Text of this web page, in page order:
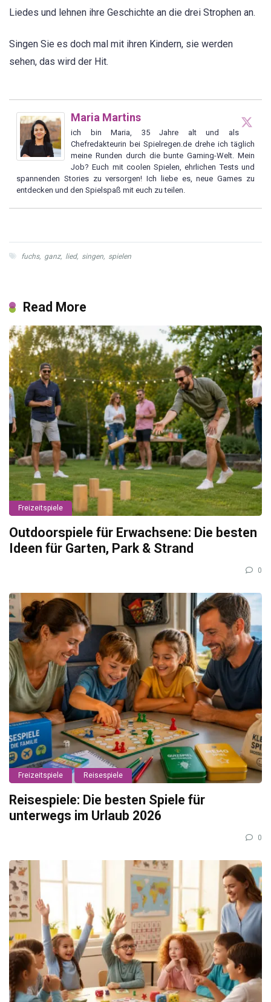
Liedes und lehnen ihre Geschichte an die drei Strophen an.
Singen Sie es doch mal mit ihren Kindern, sie werden
sehen, das wird der Hit.
Maria Martins
ich bin Maria, 35 Jahre alt und als
Chefredakteurin bei Spielregen.de drehe ich täglich
meine Runden durch die bunte Gaming-Welt. Mein
Job? Euch mit coolen Spielen, ehrlichen Tests und
spannenden Stories zu versorgen! Ich liebe es, neue Games zu
entdecken und den Spielspaß mit euch zu teilen.
fuchs, ganz, lied, singen, spielen
Read More
Freizeitspiele
Outdoorspiele für Erwachsene: Die besten
Ideen für Garten, Park & Strand
0
Freizeitspiele Reisespiele
Reisespiele: Die besten Spiele für
unterwegs im Urlaub 2026
0